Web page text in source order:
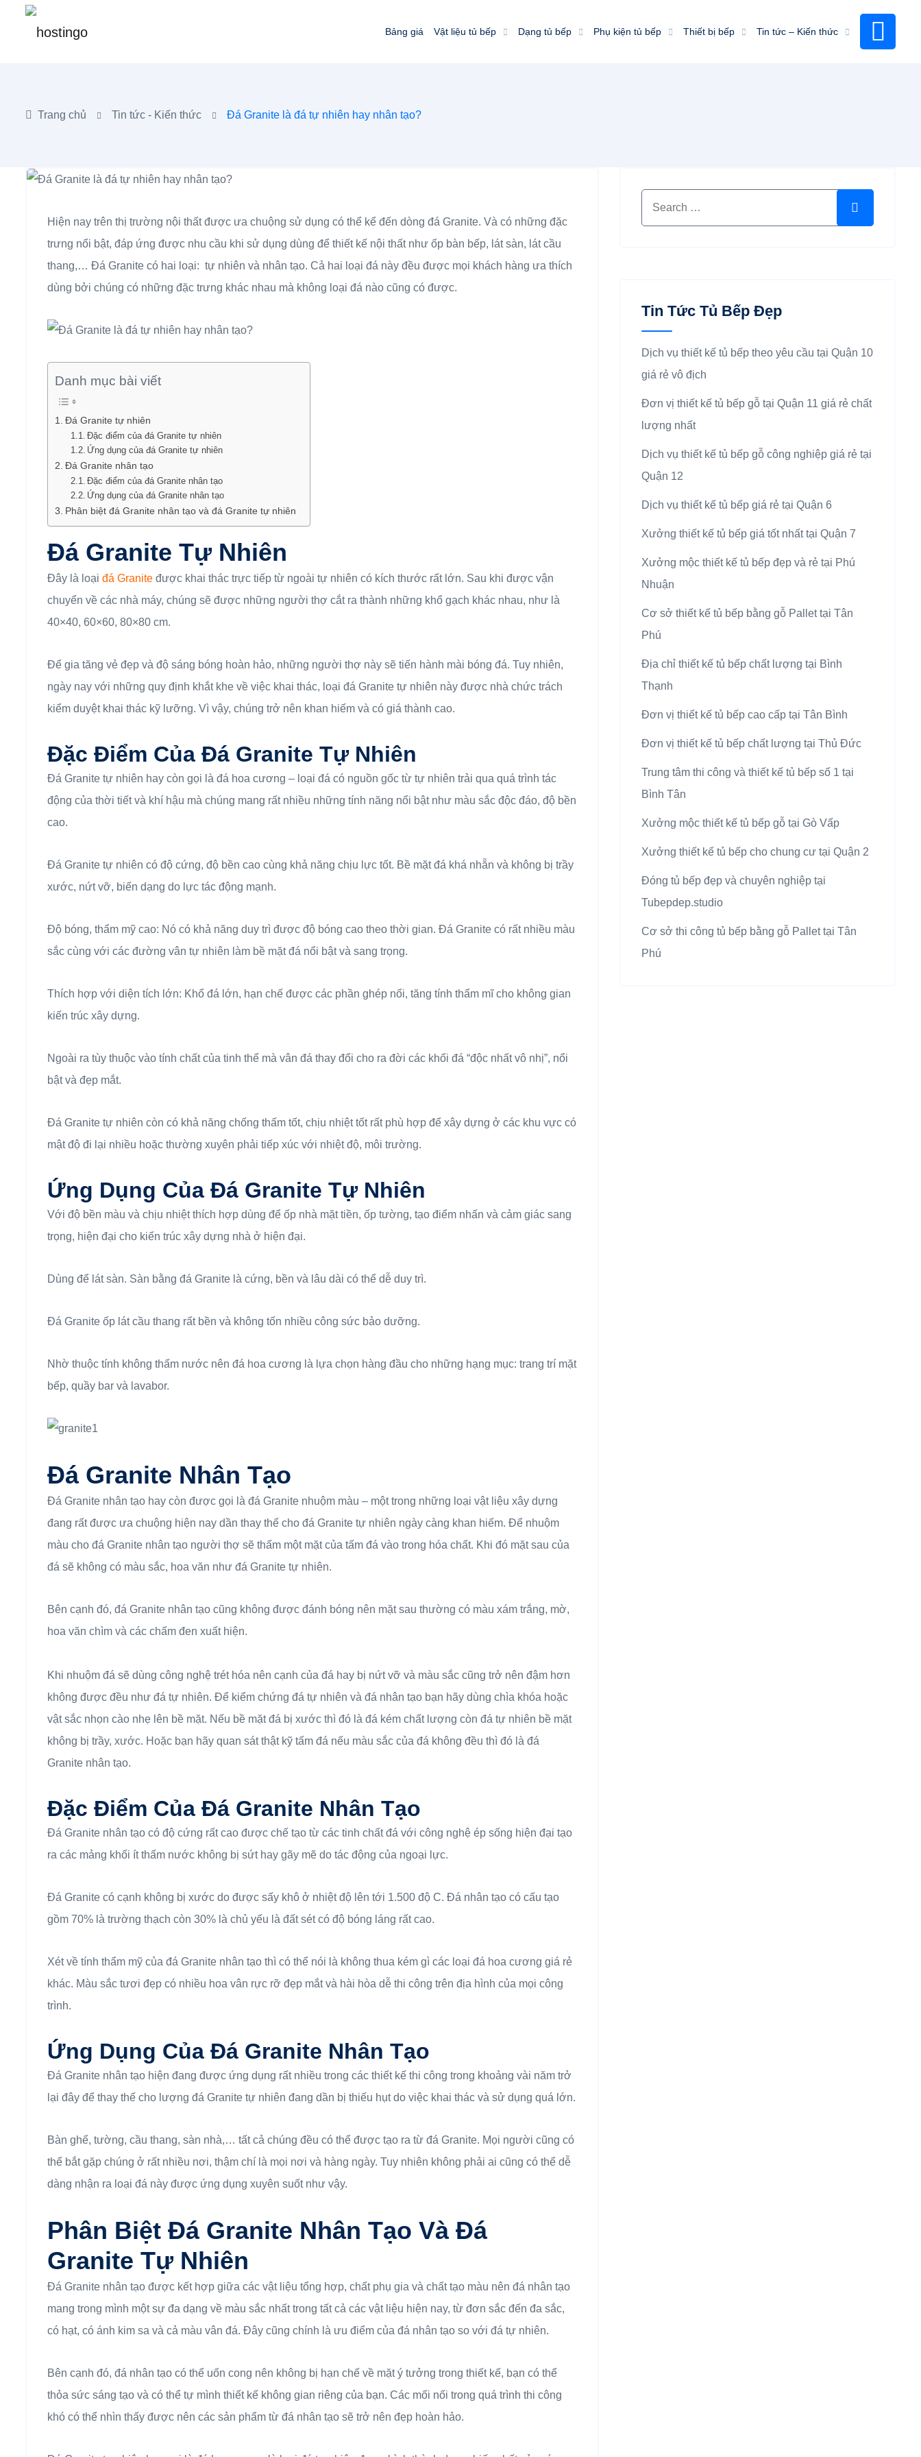
Bảng giá Vật liệu tủ bếp Dạng tủ bếp Phụ kiện tủ bếp Thiết bị bếp Tin tức – Kiến thức
Trang chủ Tin tức - Kiến thức Đá Granite là đá tự nhiên hay nhân tạo?
Hiện nay trên thị trường nội thất được ưa chuộng sử dụng có thể kể đến dòng đá Granite. Và có những đặc
trưng nổi bật, đáp ứng được nhu cầu khi sử dụng dùng để thiết kế nội thất như ốp bàn bếp, lát sàn, lát cầu
thang,… Đá Granite có hai loại: tự nhiên và nhân tạo. Cả hai loại đá này đều được mọi khách hàng ưa thích
dùng bởi chúng có những đặc trưng khác nhau mà không loại đá nào cũng có được.
Danh mục bài viết
Đá Granite tự nhiên
Đặc điểm của đá Granite tự nhiên
Ứng dụng của đá Granite tự nhiên
Đá Granite nhân tạo
Đặc điểm của đá Granite nhân tạo
Ứng dụng của đá Granite nhân tạo
Phân biệt đá Granite nhân tạo và đá Granite tự nhiên
Đá Granite Tự Nhiên
Đây là loại đá Granite được khai thác trực tiếp từ ngoài tự nhiên có kích thước rất lớn. Sau khi được vận
chuyển về các nhà máy, chúng sẽ được những người thợ cắt ra thành những khổ gạch khác nhau, như là
40×40, 60×60, 80×80 cm.
Để gia tăng vẻ đẹp và độ sáng bóng hoàn hảo, những người thợ này sẽ tiến hành mài bóng đá. Tuy nhiên,
ngày nay với những quy định khắt khe về việc khai thác, loại đá Granite tự nhiên này được nhà chức trách
kiểm duyệt khai thác kỹ lưỡng. Vì vậy, chúng trở nên khan hiếm và có giá thành cao.
Đặc Điểm Của Đá Granite Tự Nhiên
Đá Granite tự nhiên hay còn gọi là đá hoa cương – loại đá có nguồn gốc từ tự nhiên trải qua quá trình tác
động của thời tiết và khí hậu mà chúng mang rất nhiều những tính năng nổi bật như màu sắc độc đáo, độ bền
cao.
Đá Granite tự nhiên có độ cứng, độ bền cao cùng khả năng chịu lực tốt. Bề mặt đá khá nhẵn và không bị trầy
xước, nứt vỡ, biến dạng do lực tác động mạnh.
Độ bóng, thẩm mỹ cao: Nó có khả năng duy trì được độ bóng cao theo thời gian. Đá Granite có rất nhiều màu
sắc cùng với các đường vân tự nhiên làm bề mặt đá nổi bật và sang trọng.
Thích hợp với diện tích lớn: Khổ đá lớn, hạn chế được các phần ghép nối, tăng tính thẩm mĩ cho không gian
kiến trúc xây dựng.
Ngoài ra tùy thuộc vào tính chất của tinh thể mà vân đá thay đổi cho ra đời các khối đá “độc nhất vô nhị”, nổi
bật và đẹp mắt.
Đá Granite tự nhiên còn có khả năng chống thấm tốt, chịu nhiệt tốt rất phù hợp để xây dựng ở các khu vực có
mật độ đi lại nhiều hoặc thường xuyên phải tiếp xúc với nhiệt độ, môi trường.
Ứng Dụng Của Đá Granite Tự Nhiên
Với độ bền màu và chịu nhiệt thích hợp dùng để ốp nhà mặt tiền, ốp tường, tạo điểm nhấn và cảm giác sang
trọng, hiện đại cho kiến trúc xây dựng nhà ở hiện đại.
Dùng để lát sàn. Sàn bằng đá Granite là cứng, bền và lâu dài có thể dễ duy trì.
Đá Granite ốp lát cầu thang rất bền và không tốn nhiều công sức bảo dưỡng.
Nhờ thuộc tính không thấm nước nên đá hoa cương là lựa chọn hàng đầu cho những hạng mục: trang trí mặt
bếp, quầy bar và lavabor.
Đá Granite Nhân Tạo
Đá Granite nhân tạo hay còn được gọi là đá Granite nhuộm màu – một trong những loại vật liệu xây dựng
đang rất được ưa chuộng hiện nay dần thay thế cho đá Granite tự nhiên ngày càng khan hiếm. Để nhuộm
màu cho đá Granite nhân tạo người thợ sẽ thấm một mặt của tấm đá vào trong hóa chất. Khi đó mặt sau của
đá sẽ không có màu sắc, hoa văn như đá Granite tự nhiên.
Bên cạnh đó, đá Granite nhân tạo cũng không được đánh bóng nên mặt sau thường có màu xám trắng, mờ,
hoa văn chìm và các chấm đen xuất hiện.
Khi nhuộm đá sẽ dùng công nghệ trét hóa nên cạnh của đá hay bị nứt vỡ và màu sắc cũng trở nên đậm hơn
không được đều như đá tự nhiên. Để kiểm chứng đá tự nhiên và đá nhân tạo bạn hãy dùng chìa khóa hoặc
vật sắc nhọn cào nhẹ lên bề mặt. Nếu bề mặt đá bị xước thì đó là đá kém chất lượng còn đá tự nhiên bề mặt
không bị trầy, xước. Hoặc bạn hãy quan sát thật kỹ tấm đá nếu màu sắc của đá không đều thì đó là đá
Granite nhân tạo.
Đặc Điểm Của Đá Granite Nhân Tạo
Đá Granite nhân tạo có độ cứng rất cao được chế tạo từ các tinh chất đá với công nghệ ép sống hiện đại tạo
ra các mảng khối ít thấm nước không bị sứt hay gãy mẽ do tác động của ngoại lực.
Đá Granite có cạnh không bị xước do được sấy khô ở nhiệt độ lên tới 1.500 độ C. Đá nhân tạo có cấu tạo
gồm 70% là trường thạch còn 30% là chủ yếu là đất sét có độ bóng láng rất cao.
Xét về tính thẩm mỹ của đá Granite nhân tạo thì có thể nói là không thua kém gì các loại đá hoa cương giá rẻ
khác. Màu sắc tươi đẹp có nhiều hoa vân rực rỡ đẹp mắt và hài hòa dễ thi công trên địa hình của mọi công
trình.
Ứng Dụng Của Đá Granite Nhân Tạo
Đá Granite nhân tạo hiện đang được ứng dụng rất nhiều trong các thiết kế thi công trong khoảng vài năm trở
lại đây để thay thế cho lượng đá Granite tự nhiên đang dần bị thiếu hụt do việc khai thác và sử dụng quá lớn.
Bàn ghế, tường, cầu thang, sàn nhà,… tất cả chúng đều có thể được tạo ra từ đá Granite. Mọi người cũng có
thể bắt gặp chúng ở rất nhiều nơi, thậm chí là mọi nơi và hàng ngày. Tuy nhiên không phải ai cũng có thể dễ
dàng nhận ra loại đá này được ứng dụng xuyên suốt như vậy.
Phân Biệt Đá Granite Nhân Tạo Và Đá
Granite Tự Nhiên
Đá Granite nhân tạo được kết hợp giữa các vật liệu tổng hợp, chất phụ gia và chất tạo màu nên đá nhân tạo
mang trong mình một sự đa dạng về màu sắc nhất trong tất cả các vật liệu hiện nay, từ đơn sắc đến đa sắc,
có hạt, có ánh kim sa và cả màu vân đá. Đây cũng chính là ưu điểm của đá nhân tạo so với đá tự nhiên.
Bên cạnh đó, đá nhân tạo có thể uốn cong nên không bị hạn chế về mặt ý tưởng trong thiết kế, bạn có thể
thỏa sức sáng tạo và có thể tự mình thiết kế không gian riêng của bạn. Các mối nối trong quá trình thi công
khó có thể nhìn thấy được nên các sản phẩm từ đá nhân tạo sẽ trở nên đẹp hoàn hảo.
Tin Tức Tủ Bếp Đẹp
Dịch vụ thiết kế tủ bếp theo yêu cầu tại Quận 10
giá rẻ vô địch
Đơn vị thiết kế tủ bếp gỗ tại Quận 11 giá rẻ chất
lượng nhất
Dịch vụ thiết kế tủ bếp gỗ công nghiệp giá rẻ tại
Quận 12
Dịch vụ thiết kế tủ bếp giá rẻ tại Quận 6
Xưởng thiết kế tủ bếp giá tốt nhất tại Quận 7
Xưởng mộc thiết kế tủ bếp đẹp và rẻ tại Phú
Nhuận
Cơ sở thiết kế tủ bếp bằng gỗ Pallet tại Tân
Phú
Địa chỉ thiết kế tủ bếp chất lượng tại Bình
Thạnh
Đơn vị thiết kế tủ bếp cao cấp tại Tân Bình
Đơn vị thiết kế tủ bếp chất lượng tại Thủ Đức
Trung tâm thi công và thiết kế tủ bếp số 1 tại
Bình Tân
Xưởng mộc thiết kế tủ bếp gỗ tại Gò Vấp
Xưởng thiết kế tủ bếp cho chung cư tại Quận 2
Đóng tủ bếp đẹp và chuyên nghiệp tại
Tubepdep.studio
Cơ sở thi công tủ bếp bằng gỗ Pallet tại Tân
Phú